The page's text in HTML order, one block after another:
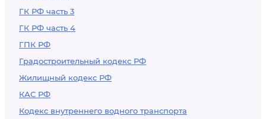
ГК РФ часть 3
ГК РФ часть 4
ГПК РФ
Градостроительный кодекс РФ
Жилищный кодекс РФ
КАС РФ
Кодекс внутреннего водного транспорта